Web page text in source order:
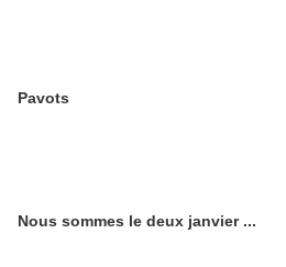
Pavots
Nous sommes le deux janvier ...